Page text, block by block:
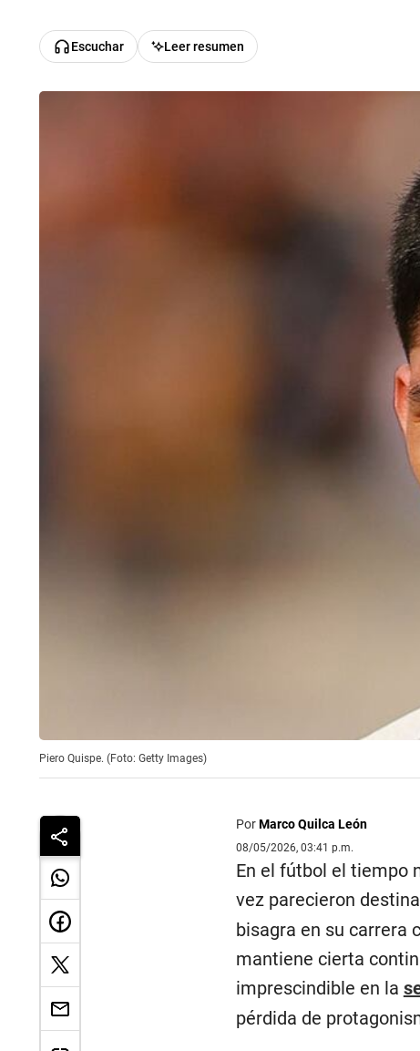
Escuchar Leer resumen
Piero Quispe. (Foto: Getty Images)
PorMarco Quilca León
08/05/2026, 03:41 p.m.
En el fútbol el tiempo
vez parecieron
bisagra en su carrera
mantiene cierta
imprescindible en la
pérdida de